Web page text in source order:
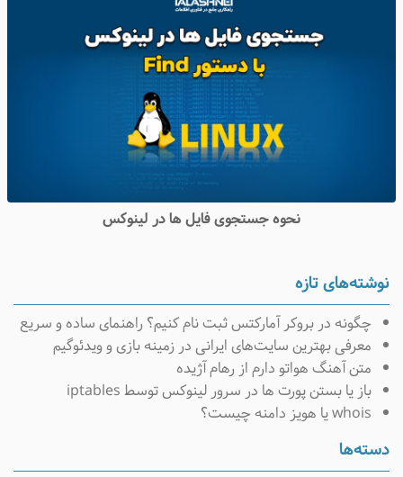
نحوه جستجوی فایل ها در لینوکس
نوشته‌های تازه
چگونه در بروکر آمارکتس ثبت نام کنیم؟ راهنمای ساده و سریع
معرفی بهترین سایت‌های ایرانی در زمینه بازی و ویدئوگیم
متن آهنگ هواتو دارم از رهام آژیده
باز یا بستن پورت ها در سرور لینوکس توسط iptables
whois یا هویز دامنه چیست؟
دسته‌ها